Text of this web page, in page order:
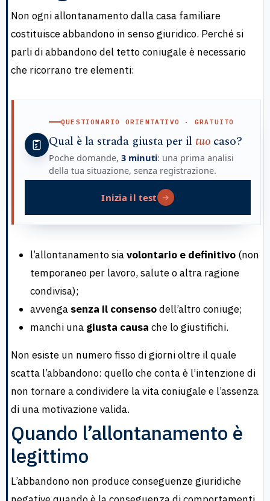
Non ogni allontanamento dalla casa familiare
costituisce abbandono in senso giuridico. Perché si
parli di abbandono del tetto coniugale è necessario
che ricorrano tre elementi:
QUESTIONARIO ORIENTATIVO · GRATUITO
Qual è la strada giusta per il tuo caso?
Poche domande, 3 minuti: una prima analisi
della tua situazione, senza registrazione.
Inizia il test
l’allontanamento siavolontario e definitivo (non
temporaneo per lavoro, salute o altra ragione
condivisa);
avvenga senza il consensodell’altro coniuge;
manchi una giusta causa che lo giustifichi.
Non esiste un numero fisso di giorni oltre il quale
scatta l’abbandono: quello che conta è l’intenzione di
non tornare a condividere la vita coniugale e l’assenza
di una motivazione valida.
Quando l’allontanamento è
legittimo
L’abbandono non produce conseguenze giuridiche